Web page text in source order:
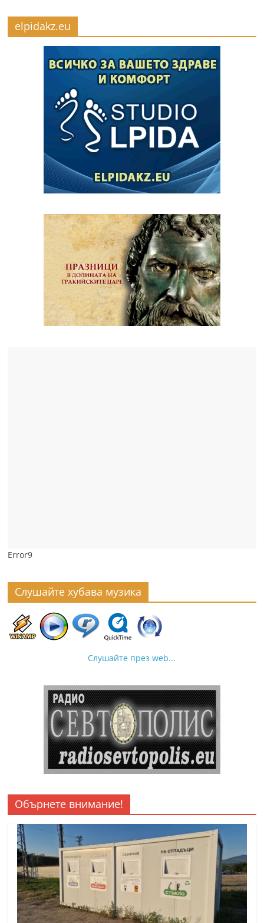
elpidakz.eu
Error9
Слушайте хубава музика
Слушайте през web...
Обърнете внимание!